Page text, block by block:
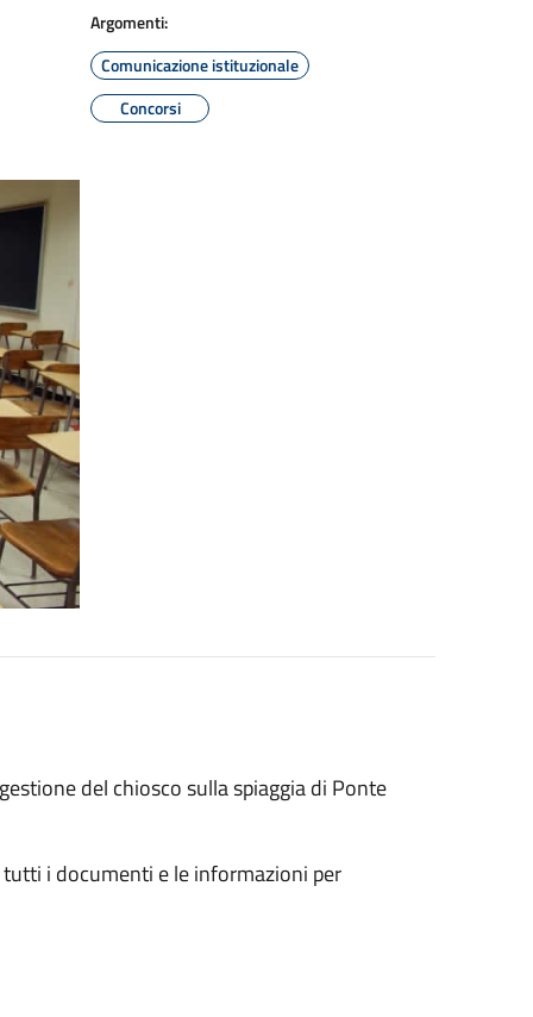
Argomenti:
Comunicazione istituzionale
Concorsi
del chiosco sulla spiaggia di Ponte
i documenti e le informazioni per